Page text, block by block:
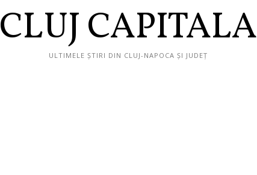
CLUJ CAPITALA
ULTIMELE ȘTIRI DIN CLUJ-NAPOCA ȘI JUDEȚ